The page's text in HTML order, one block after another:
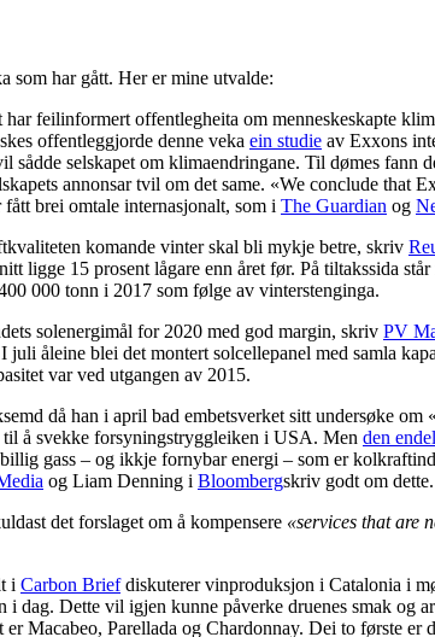
som har gått. Her er mine utvalde:
feilinformert offentlegheita om menneskeskapte
offentleggjorde denne veka ein studie av Exxons
selskapet om klimaendringane. Til dømes fann
annonsar tvil om det same. «We conclude that
brei omtale internasjonalt, som i The Guardian og
komande vinter skal bli mykje betre, skriv
ligge 15 prosent lågare enn året før. På tiltakssida
000 tonn i 2017 som følge av vinterstenginga.
solenergimål for 2020 med god margin, skriv PV
åleine blei det montert solcellepanel med samla
var ved utgangen av 2015.
då han i april bad embetsverket sitt undersøke
å svekke forsyningstryggleiken i USA. Men den
gass – og ikkje fornybar energi – som er
og Liam Denning i Bloombergskriv godt om dette.
det forslaget om å kompensere «services that are
i Carbon Briefdiskuterer vinproduksjon i Catalonia i
dag. Dette vil igjen kunne påverke druenes smak og
Macabeo, Parellada og Chardonnay. Dei to første